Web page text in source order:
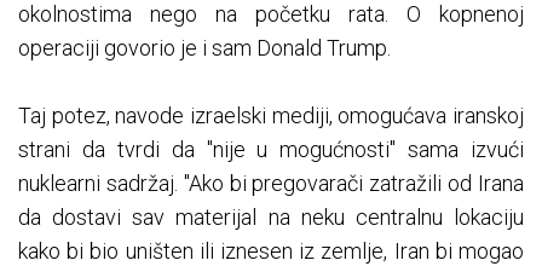
okolnostima nego na početku rata. O kopnenoj
operaciji govorio je i sam Donald Trump.
Taj potez, navode izraelski mediji, omogućava iranskoj
strani da tvrdi da "nije u mogućnosti" sama izvući
nuklearni sadržaj. "Ako bi pregovarači zatražili od Irana
da dostavi sav materijal na neku centralnu lokaciju
kako bi bio uništen ili iznesen iz zemlje, Iran bi mogao